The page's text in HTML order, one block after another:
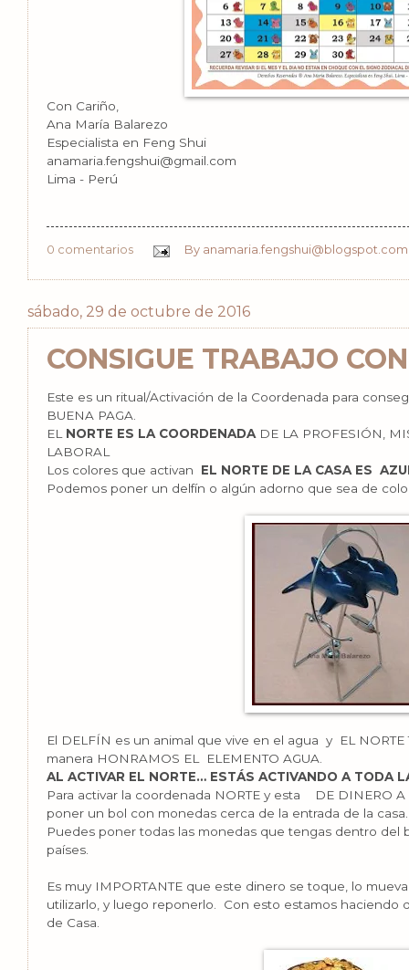
Con Cariño,
Ana María Balarezo
Especialista en Feng Shui
anamaria.fengshui@gmail.com
Lima - Perú
0 comentarios By anamaria.fengshui@blogspot.com
sábado, 29 de octubre de 2016
CONSIGUE TRABAJO
Este es un ritual/Activación de la Coordenada para
BUENA PAGA.
EL NORTE ES LA COORDENADA DE LA PROFESIÓN,
LABORAL
Los colores que activan
EL NORTE DE LA CASA ES
Podemos poner un delfín o algún adorno que sea de
El DELFÍN es un animal que vive en el agua y EL NORTE
manera HONRAMOS EL ELEMENTO AGUA.
AL ACTIVAR EL NORTE… ESTÁS ACTIVANDO A TODA
Para activar la coordenada NORTE y esta DE DINERO
poner un bol con monedas cerca de la entrada de la
Puedes poner todas las monedas que tengas dentro del
países.
Es muy IMPORTANTE que este dinero se toque, lo
utilizarlo, y luego reponerlo. Con esto estamos haciendo
de Casa.